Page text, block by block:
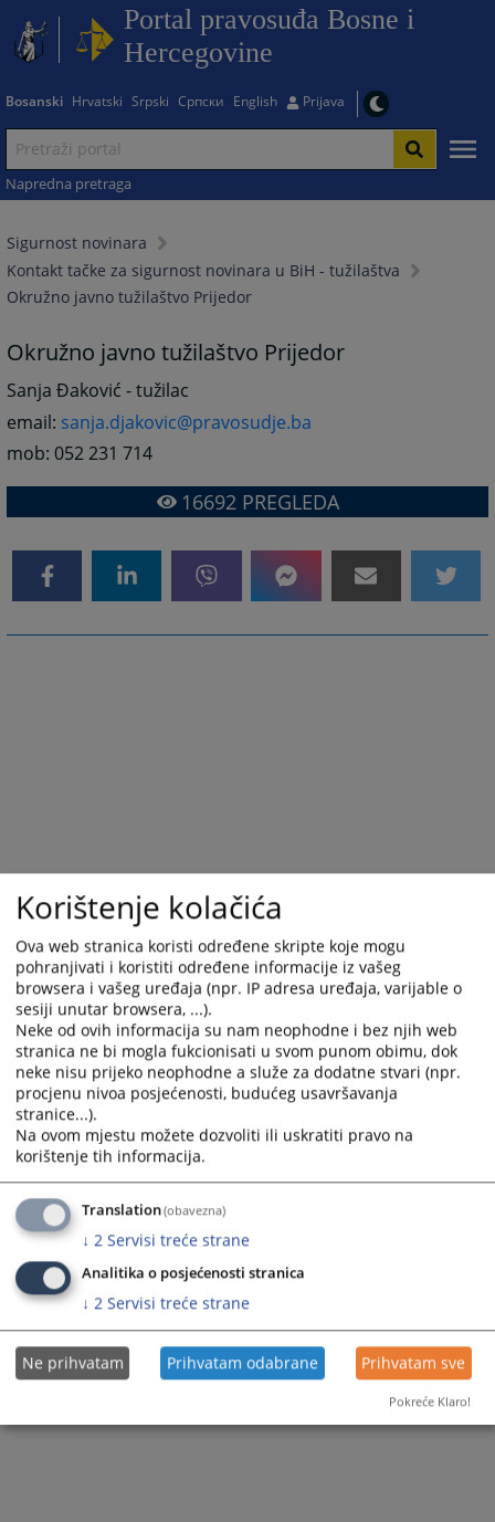
Portal pravosuđa Bosne i
Hercegovine
Bosanski Hrvatski Srpski Српски English Prijava
Napredna pretraga
Sigurnost novinara
Kontakt tačke za sigurnost novinara u BiH - tužilaštva
Okružno javno tužilaštvo Prijedor
Okružno javno tužilaštvo Prijedor
Sanja Đaković - tužilac
email: sanja.djakovic@pravosudje.ba
mob: 052 231 714
16692 PREGLEDA
Korištenje kolačića
Ova web stranica koristi određene skripte koje mogu
pohranjivati i koristiti određene informacije iz vašeg
browsera i vašeg uređaja (npr. IP adresa uređaja, varijable o
sesiji unutar browsera, ...).
Neke od ovih informacija su nam neophodne i bez njih web
stranica ne bi mogla fukcionisati u svom punom obimu, dok
neke nisu prijeko neophodne a služe za dodatne stvari (npr.
procjenu nivoa posjećenosti, budućeg usavršavanja
stranice...).
Na ovom mjestu možete dozvoliti ili uskratiti pravo na
korištenje tih informacija.
Translation(obavezna)
↓ 2 Servisi treće strane
Analitika o posjećenosti stranica
↓ 2 Servisi treće strane
Ne prihvatam Prihvatam odabrane Prihvatam sve
Pokreće Klaro!